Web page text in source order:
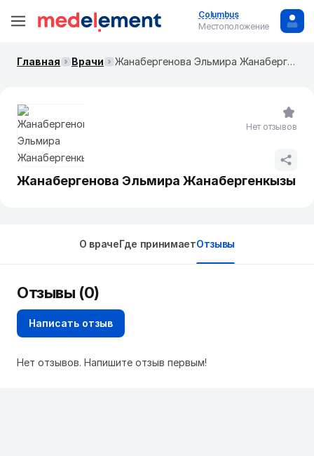
Columbus
Местоположение
Главная Врачи Жанабергенова Эльмира Жанабергенкызы
Жанабергенова Эльмира Жанабергенкызы
Нет отзывов
О врачеГде принимаетОтзывы
Отзывы (0)
Написать отзыв
Нет отзывов. Напишите отзыв первым!